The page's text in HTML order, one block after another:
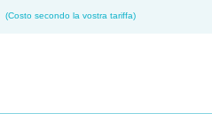
(Costo secondo la vostra tariffa)